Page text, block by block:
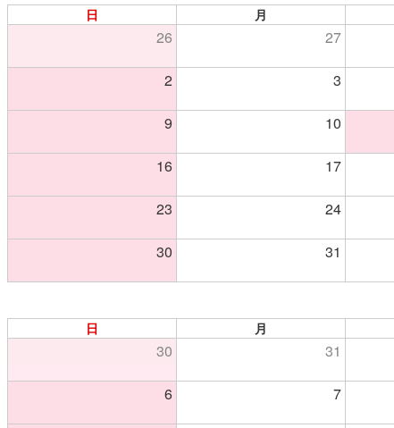
日 月
26 27
2 3
9 10
16 17
23 24
30 31
日 月
30 31
6 7